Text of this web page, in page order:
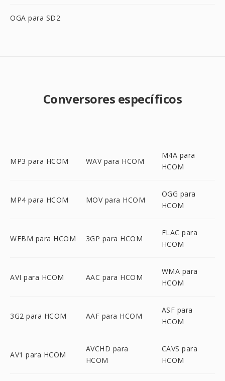
OGA para SD2
Conversores específicos
MP3 para HCOM WAV para HCOM
M4A para
HCOM
MP4 para HCOM MOV para HCOM
OGG para
HCOM
WEBM para HCOM 3GP para HCOM
FLAC para
HCOM
AVI para HCOM AAC para HCOM
WMA para
HCOM
3G2 para HCOM AAF para HCOM
ASF para
HCOM
AV1 para HCOM
AVCHD para
HCOM
CAVS para
HCOM